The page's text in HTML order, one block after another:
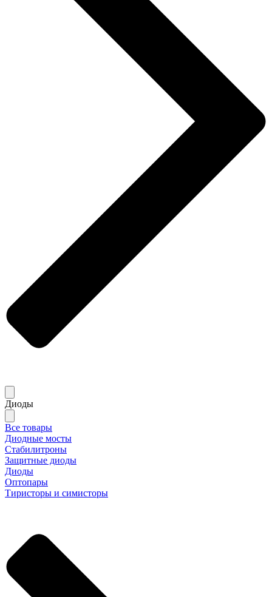
Диоды
Все товары
Диодные мосты
Стабилитроны
Защитные диоды
Диоды
Оптопары
Тиристоры и симисторы